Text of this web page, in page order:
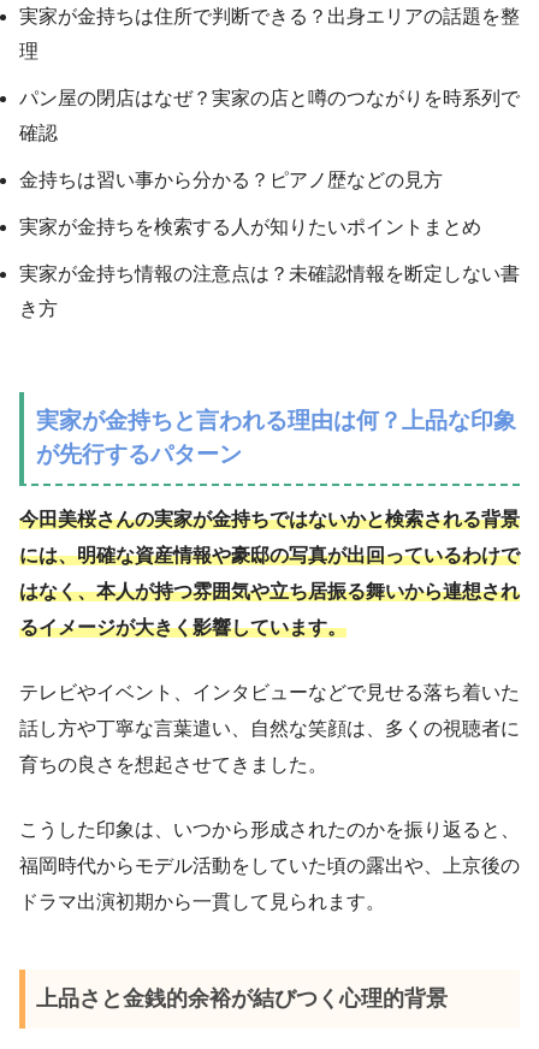
実家が金持ちは住所で判断できる？出身エリアの話題を整
理
パン屋の閉店はなぜ？実家の店と噂のつながりを時系列で
確認
金持ちは習い事から分かる？ピアノ歴などの見方
実家が金持ちを検索する人が知りたいポイントまとめ
実家が金持ち情報の注意点は？未確認情報を断定しない書
き方
実家が金持ちと言われる理由は何？上品な印象
が先行するパターン
今田美桜さんの実家が金持ちではないかと検索される背景
には、明確な資産情報や豪邸の写真が出回っているわけで
はなく、本人が持つ雰囲気や立ち居振る舞いから連想され
るイメージが大きく影響しています。
テレビやイベント、インタビューなどで見せる落ち着いた
話し方や丁寧な言葉遣い、自然な笑顔は、多くの視聴者に
育ちの良さを想起させてきました。
こうした印象は、いつから形成されたのかを振り返ると、
福岡時代からモデル活動をしていた頃の露出や、上京後の
ドラマ出演初期から一貫して見られます。
上品さと金銭的余裕が結びつく心理的背景